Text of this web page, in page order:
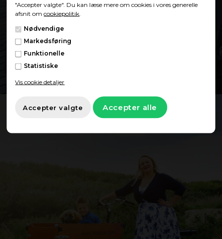
"Accepter valgte". Du kan læse mere om cookies i vores generelle
afsnit omcookiepolitik
Nødvendige
Markedsføring
Funktionelle
Statistiske
Vis cookie detaljer
Showroom